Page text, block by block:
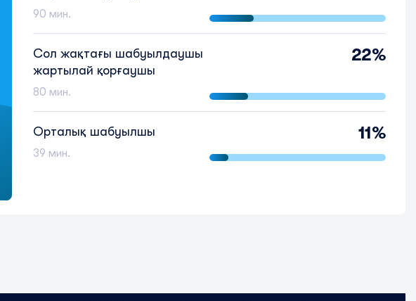
90 мин.
Сол жақтағы шабуылдаушы
жартылай қорғаушы
80 мин.
22%
Орталық шабуылшы
39 мин.
11%